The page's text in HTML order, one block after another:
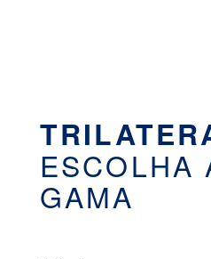
ESCOLHA
GAMA